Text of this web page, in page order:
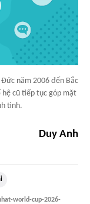
năm 2006 đến Bắc
hệ cũ tiếp tục góp mặt
tinh.
Duy Anh
world-cup-2026-